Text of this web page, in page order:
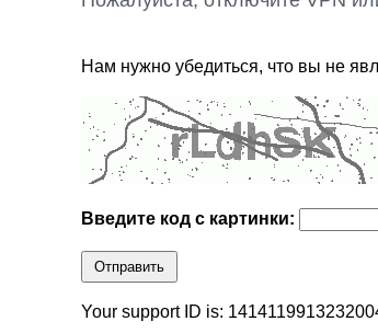
Нам нужно убедиться, что вы не
Введите код с картинки:
Отправить
Your support ID is: